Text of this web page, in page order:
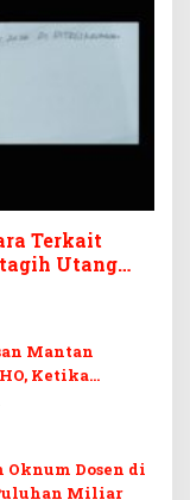
Terkait
Utang
Mantan
Ketika
Dosen di
Miliar